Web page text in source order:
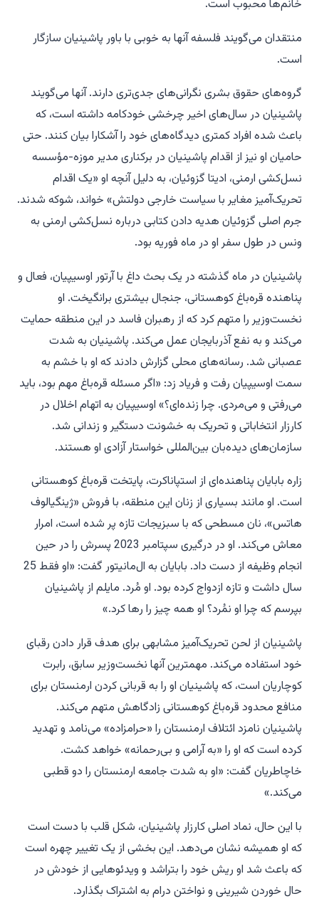
خانم‌ها محبوب است.
منتقدان می‌گویند فلسفه آنها به خوبی با باور پاشینیان سازگار
است.
گروه‌های حقوق بشری نگرانی‌های جدی‌تری دارند. آنها می‌گویند
پاشینیان در سال‌های اخیر چرخشی خودکامه داشته است، که
باعث شده افراد کمتری دیدگاه‌های خود را آشکارا بیان کنند. حتی
حامیان او نیز از اقدام پاشینیان در برکناری مدیر موزه-مؤسسه
نسل‌کشی ارمنی، ادیتا گزوئیان، به دلیل آنچه او «یک اقدام
تحریک‌آمیز مغایر با سیاست خارجی دولتش» خواند، شوکه شدند.
جرم اصلی گزوئیان هدیه دادن کتابی درباره نسل‌کشی ارمنی به
ونس در طول سفر او در ماه فوریه بود.
پاشینیان در ماه گذشته در یک بحث داغ با آرتور اوسیپیان، فعال و
پناهنده قره‌باغ کوهستانی، جنجال بیشتری برانگیخت. او
نخست‌وزیر را متهم کرد که از رهبران فاسد در این منطقه حمایت
می‌کند و به نفع آذربایجان عمل می‌کند. پاشینیان به شدت
عصبانی شد. رسانه‌های محلی گزارش دادند که او با خشم به
سمت اوسیپیان رفت و فریاد زد: «اگر مسئله قره‌باغ مهم بود، باید
می‌رفتی و می‌مردی. چرا زنده‌ای؟» اوسیپیان به اتهام اخلال در
کارزار انتخاباتی و تحریک به خشونت دستگیر و زندانی شد.
سازمان‌های دیده‌بان بین‌المللی خواستار آزادی او هستند.
زاره بابایان پناهنده‌ای از استپاناکرت، پایتخت قره‌باغ کوهستانی
است. او مانند بسیاری از زنان این منطقه، با فروش «ژینگیالوف
هاتس»، نان مسطحی که با سبزیجات تازه پر شده است، امرار
معاش می‌کند. او در درگیری سپتامبر 2023 پسرش را در حین
انجام وظیفه از دست داد. بابایان به ال‌مانیتور گفت: «او فقط 25
سال داشت و تازه ازدواج کرده بود. او مُرد. مایلم از پاشینیان
بپرسم که چرا او نمُرد؟ او همه چیز را رها کرد.»
پاشینیان از لحن تحریک‌آمیز مشابهی برای هدف قرار دادن رقبای
خود استفاده می‌کند. مهمترین آنها نخست‌وزیر سابق، رابرت
کوچاریان است، که پاشینیان او را به قربانی کردن ارمنستان برای
منافع محدود قره‌باغ کوهستانی زادگاهش متهم می‌کند.
پاشینیان نامزد ائتلاف ارمنستان را «حرامزاده» می‌نامد و تهدید
کرده است که او را «به آرامی و بی‌رحمانه» خواهد کشت.
خاچاطریان گفت: «او به شدت جامعه ارمنستان را دو قطبی
می‌کند.»
با این حال، نماد اصلی کارزار پاشینیان، شکل قلب با دست است
که او همیشه نشان می‌دهد. این بخشی از یک تغییر چهره است
که باعث شد او ریش خود را بتراشد و ویدئوهایی از خودش در
حال خوردن شیرینی و نواختن درام به اشتراک بگذارد.